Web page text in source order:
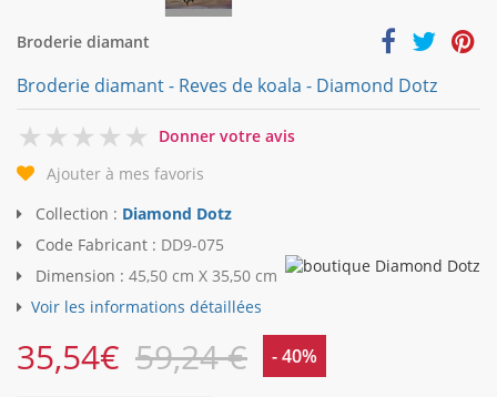
Broderie diamant
Broderie diamant - Reves de koala - Diamond Dotz
0
Donner votre avis
Ajouter à mes favoris
Collection : Diamond Dotz
Code Fabricant : DD9-075
Dimension : 45,50 cm X 35,50 cm
Voir les informations détaillées
35,54€ 59,24 € - 40%